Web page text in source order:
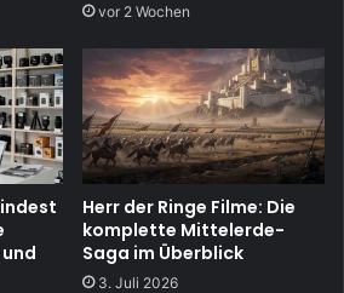
vor 2 Wochen
Herr der Ringe Filme: Die
komplette Mittelerde-
Saga im Überblick
3. Juli 2026